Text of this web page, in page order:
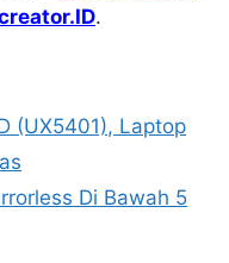
.
(UX5401), Laptop
Di Bawah 5